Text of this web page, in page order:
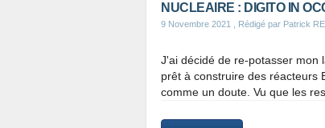
NUCLEAIRE : DIGITO IN
9 Novembre 2021 , Rédigé par Patrick
J'ai décidé de re-potasser mon
prêt à construire des réacteurs
comme un doute. Vu que les